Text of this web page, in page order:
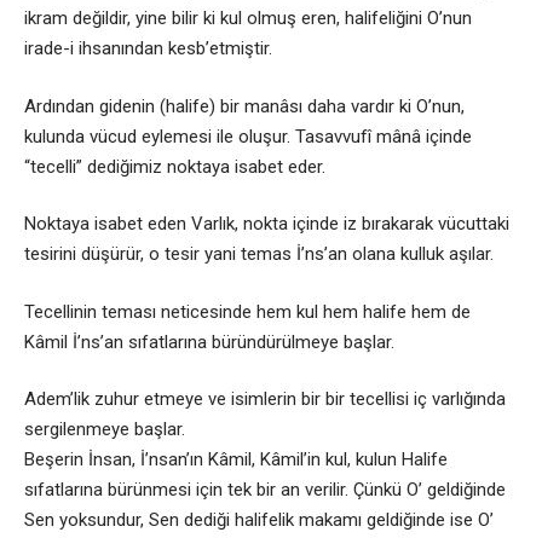
ikram değildir, yine bilir ki kul olmuş eren, halifeliğini O’nun
irade-i ihsanından kesb’etmiştir.
Ardından gidenin (halife) bir manâsı daha vardır ki O’nun,
kulunda vücud eylemesi ile oluşur. Tasavvufî mânâ içinde
“tecelli” dediğimiz noktaya isabet eder.
Noktaya isabet eden Varlık, nokta içinde iz bırakarak vücuttaki
tesirini düşürür, o tesir yani temas İ’ns’an olana kulluk aşılar.
Tecellinin teması neticesinde hem kul hem halife hem de
Kâmil İ’ns’an sıfatlarına büründürülmeye başlar.
Adem’lik zuhur etmeye ve isimlerin bir bir tecellisi iç varlığında
sergilenmeye başlar.
Beşerin İnsan, İ’nsan’ın Kâmil, Kâmil’in kul, kulun Halife
sıfatlarına bürünmesi için tek bir an verilir. Çünkü O’ geldiğinde
Sen yoksundur, Sen dediği halifelik makamı geldiğinde ise O’